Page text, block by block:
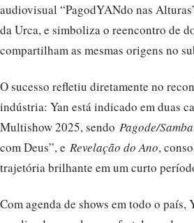
audiovisual “PagodYANdo nas
da Urca, e simboliza o reencontro de
compartilham as mesmas origens no
O sucesso refletiu diretamente no
indústria: Yan está indicado em duas
Multishow 2025, sendo Pagode/
com Deus”, e Revelação do Ano,
trajetória brilhante em um curto
Com agenda de shows em todo o país,